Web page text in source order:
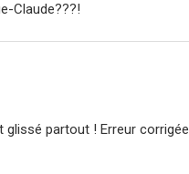
Claude???!
partout ! Erreur corrigée